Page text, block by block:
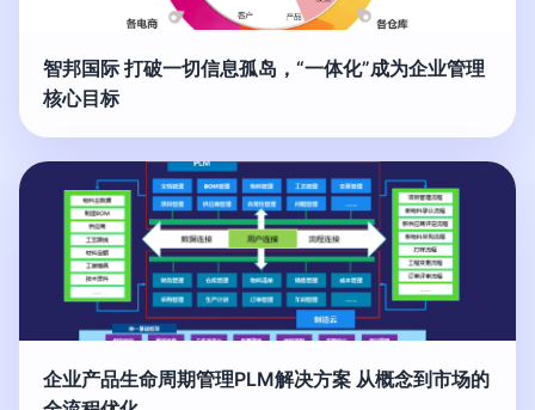
智邦国际 打破一切信息孤岛，“一体化”成为企业管理
核心目标
企业产品生命周期管理PLM解决方案 从概念到市场的